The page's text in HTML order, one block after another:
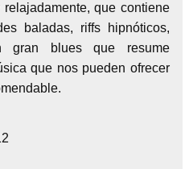
que contiene
baladas, riffs hipnóticos,
gran blues que resume
que nos pueden ofrecer